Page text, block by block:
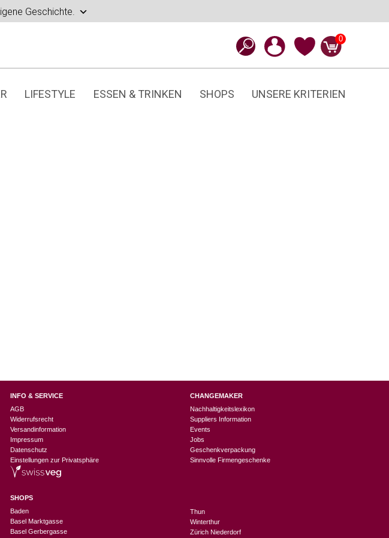
Geschichte.
0
LIFESTYLE ESSEN & TRINKEN SHOPS UNSERE KRITERIEN
INFO & SERVICE
AGB
Widerrufsrecht
Versandinformation
Impressum
Datenschutz
Einstellungen zur Privatsphäre
SHOPS
Baden
Basel Marktgasse
Basel Gerbergasse
CHANGEMAKER
Nachhaltigkeitslexikon
Suppliers Information
Events
Jobs
Geschenkverpackung
Sinnvolle Firmengeschenke
Thun
Winterthur
Zürich Niederdorf